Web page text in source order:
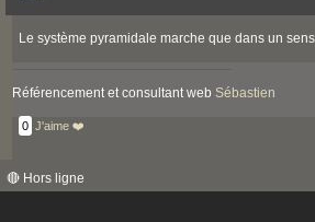
Le système pyramidale marche que dans un
Référencement et consultant web Sébastien
0 J'aime ❤️
🔴 Hors ligne